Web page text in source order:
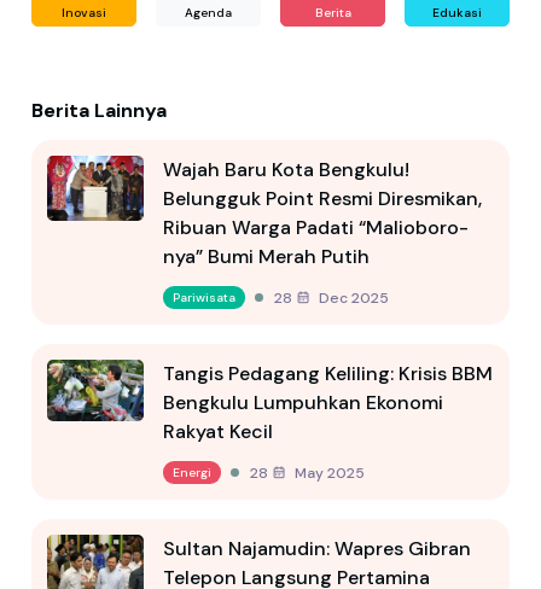
Inovasi Agenda Berita Edukasi
Berita Lainnya
Wajah Baru Kota Bengkulu!
Belungguk Point Resmi Diresmikan,
Ribuan Warga Padati “Malioboro-
nya” Bumi Merah Putih
Pariwisata 28 Dec 2025
Tangis Pedagang Keliling: Krisis BBM
Bengkulu Lumpuhkan Ekonomi
Rakyat Kecil
Energi 28 May 2025
Sultan Najamudin: Wapres Gibran
Telepon Langsung Pertamina